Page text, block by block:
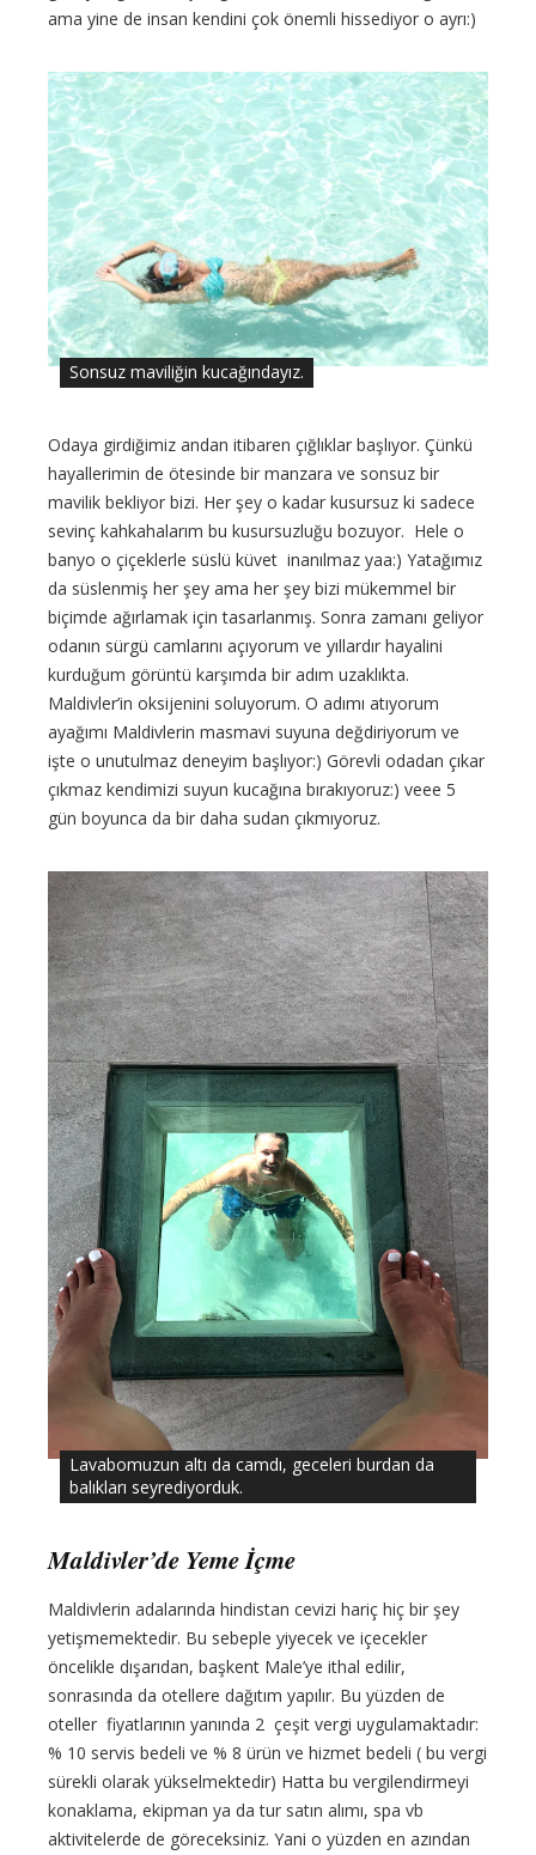
ama yine de insan kendini çok önemli hissediyor o ayrı:)
Sonsuz maviliğin kucağındayız.
Odaya girdiğimiz andan itibaren çığlıklar başlıyor. Çünkü
hayallerimin de ötesinde bir manzara ve sonsuz bir
mavilik bekliyor bizi. Her şey o kadar kusursuz ki sadece
sevinç kahkahalarım bu kusursuzluğu bozuyor. Hele o
banyo o çiçeklerle süslü küvet inanılmaz yaa:) Yatağımız
da süslenmiş her şey ama her şey bizi mükemmel bir
biçimde ağırlamak için tasarlanmış. Sonra zamanı geliyor
odanın sürgü camlarını açıyorum ve yıllardır hayalini
kurduğum görüntü karşımda bir adım uzaklıkta.
Maldivler’in oksijenini soluyorum. O adımı atıyorum
ayağımı Maldivlerin masmavi suyuna değdiriyorum ve
işte o unutulmaz deneyim başlıyor:) Görevli odadan çıkar
çıkmaz kendimizi suyun kucağına bırakıyoruz:) veee 5
gün boyunca da bir daha sudan çıkmıyoruz.
Lavabomuzun altı da camdı, geceleri burdan da
balıkları seyrediyorduk.
Maldivler’de Yeme İçme
Maldivlerin adalarında hindistan cevizi hariç hiç bir şey
yetişmemektedir. Bu sebeple yiyecek ve içecekler
öncelikle dışarıdan, başkent Male’ye ithal edilir,
sonrasında da otellere dağıtım yapılır. Bu yüzden de
oteller fiyatlarının yanında 2 çeşit vergi uygulamaktadır:
% 10 servis bedeli ve % 8 ürün ve hizmet bedeli ( bu vergi
sürekli olarak yükselmektedir) Hatta bu vergilendirmeyi
konaklama, ekipman ya da tur satın alımı, spa vb
aktivitelerde de göreceksiniz. Yani o yüzden en azından